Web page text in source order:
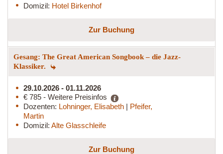
Domizil: Hotel Birkenhof
Zur Buchung
Gesang: The Great American Songbook – die Jazz-
Klassiker.
29.10.2026 - 01.11.2026
€ 785 - Weitere Preisinfos
Dozenten: Lohninger, Elisabeth | Pfeifer,
Martin
Domizil: Alte Glasschleife
Zur Buchung